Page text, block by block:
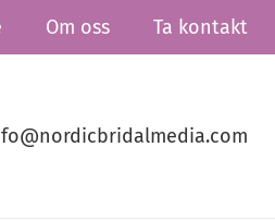
Om oss Ta kontakt